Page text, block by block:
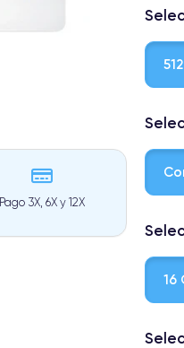
Pago 3X, 6X y 12X
16